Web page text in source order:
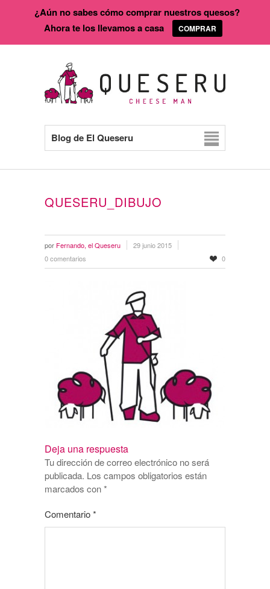
Blog de El Queseru
QUESERU_DIBUJO
por Fernando, el Queseru
29 junio 2015
0 comentarios
0
Deja una respuesta
Tu dirección de correo electrónico no será
publicada. Los campos obligatorios están
marcados con*
Comentario*
¿Aún no sabes cómo comprar nuestros quesos?
Ahora te los llevamos a casa
COMPRAR